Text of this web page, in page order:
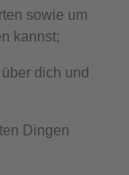
sowie um
kannst;
dich und
Dingen